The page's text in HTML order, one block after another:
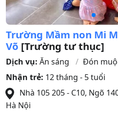
Trường Mầm non Mi
Võ [Trường tư thục]
Dịch vụ: Ăn sáng Đón
Nhận trẻ: 12 tháng - 5 tuổi
Nhà 105 205 - C10, Ngõ
Hà Nội